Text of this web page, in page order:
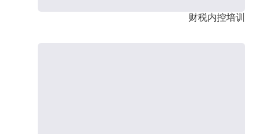
财税内控培训